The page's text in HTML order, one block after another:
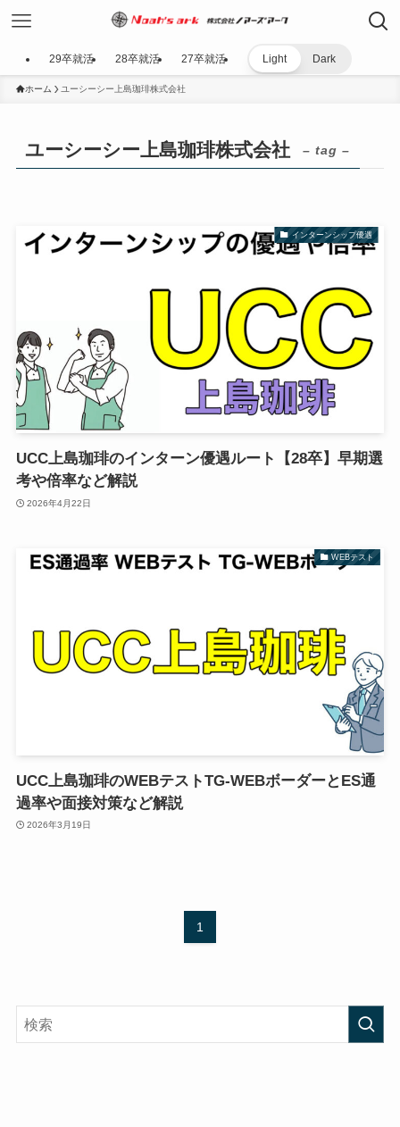
29卒就活 28卒就活 27卒就活 Light Dark
ホーム ユーシーシー上島珈琲株式会社
ユーシーシー上島珈琲株式会社 – tag –
インターンシップ優遇
UCC上島珈琲のインターン優遇ルート【28卒】早期選
考や倍率など解説
2026年4月22日
WEBテスト
UCC上島珈琲のWEBテストTG-WEBボーダーとES通
過率や面接対策など解説
2026年3月19日
1